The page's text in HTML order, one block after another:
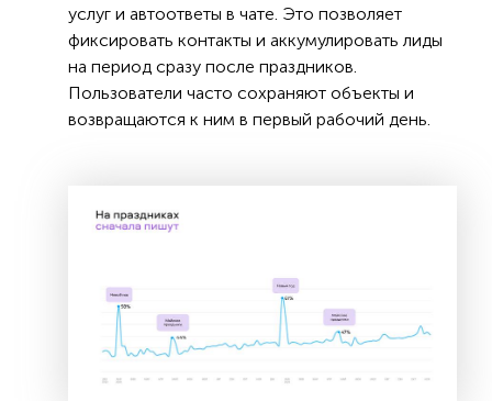
услуг и автоответы в чате. Это позволяет
фиксировать контакты и аккумулировать лиды
на период сразу после праздников.
Пользователи часто сохраняют объекты и
возвращаются к ним в первый рабочий день.